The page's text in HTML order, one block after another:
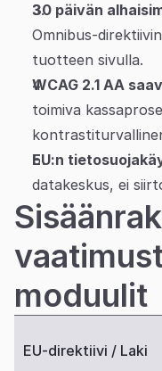
Kehittäjille
Tietoa
30 päivän
Omnibus-
tuotteen sivulla.
WCAG 2.1 AA
toimiva
EU:n
datakeskus, ei
moduulit
EU-direktiivi / Laki